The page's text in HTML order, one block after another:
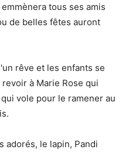
tous ses amis
de belles fêtes auront
rêve et les enfants se
à Marie Rose qui
vole pour le ramener au
adorés, le lapin, Pandi